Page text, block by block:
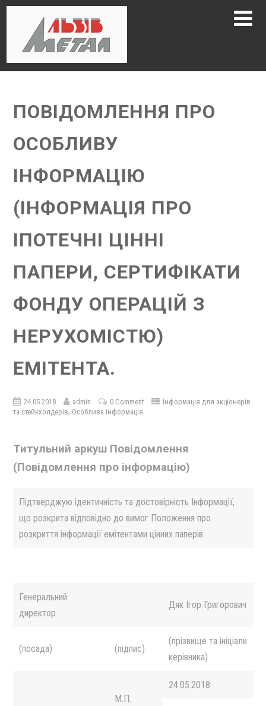
ПОВІДОМЛЕННЯ ПРО
ОСОБЛИВУ
ІНФОРМАЦІЮ
(ІНФОРМАЦІЯ ПРО
ІПОТЕЧНІ ЦІННІ
ПАПЕРИ, СЕРТИФІКАТИ
ФОНДУ ОПЕРАЦІЙ З
НЕРУХОМІСТЮ)
ЕМІТЕНТА.
24.05.2018 admin 0 Comment
Інформація для акціонерів
та стейкхолдерів, Особлива інформація
Титульний аркуш Повідомлення
(Повідомлення про інформацію)
Підтверджую ідентичність та достовірність Інформації,
що розкрита відповідно до вимог Положення про
розкриття інформації емітентами цінних паперів.
Генеральний
директор
Дяк Iгор Григорович
(посада) (підпис)
(прізвище та ініціали
керівника)
М.П.
24.05.2018